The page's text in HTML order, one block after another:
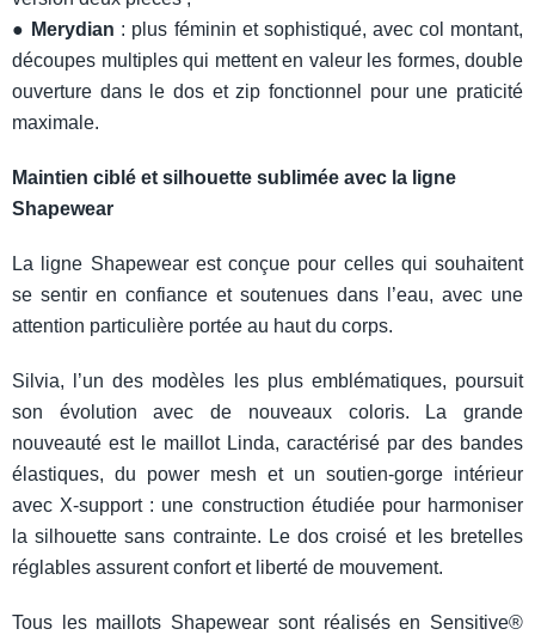
● Merydian : plus féminin et sophistiqué, avec col montant,
découpes multiples qui mettent en valeur les formes, double
ouverture dans le dos et zip fonctionnel pour une praticité
maximale.
Maintien ciblé et silhouette sublimée avec la ligne
Shapewear
La ligne Shapewear est conçue pour celles qui souhaitent
se sentir en confiance et soutenues dans l’eau, avec une
attention particulière portée au haut du corps.
Silvia, l’un des modèles les plus emblématiques, poursuit
son évolution avec de nouveaux coloris. La grande
nouveauté est le maillot Linda, caractérisé par des bandes
élastiques, du power mesh et un soutien-gorge intérieur
avec X-support : une construction étudiée pour harmoniser
la silhouette sans contrainte. Le dos croisé et les bretelles
réglables assurent confort et liberté de mouvement.
Tous les maillots Shapewear sont réalisés en Sensitive®